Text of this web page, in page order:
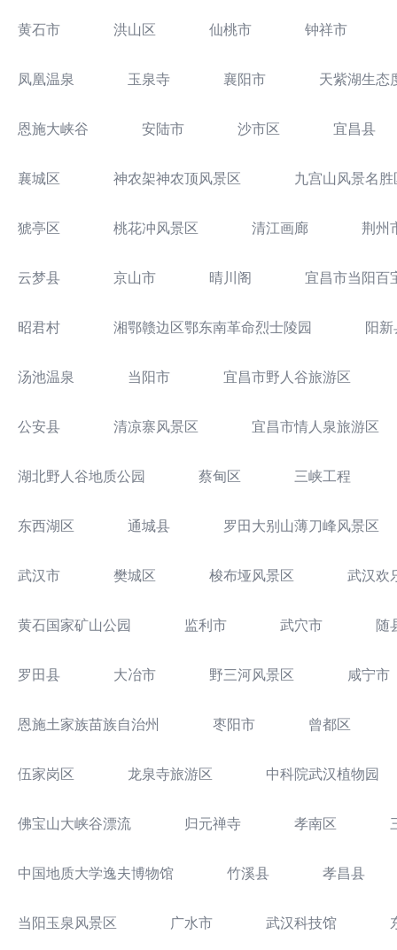
黄石市 洪山区 仙桃市 钟祥市
凤凰温泉 玉泉寺 襄阳市 天紫湖生态
恩施大峡谷 安陆市 沙市区 宜昌县
襄城区 神农架神农顶风景区 九宫山风景名胜
猇亭区 桃花冲风景区 清江画廊 荆州
云梦县 京山市 晴川阁 宜昌市当阳百
昭君村 湘鄂赣边区鄂东南革命烈士陵园 阳
汤池温泉 当阳市 宜昌市野人谷旅游区
公安县 清凉寨风景区 宜昌市情人泉旅游区
湖北野人谷地质公园 蔡甸区 三峡工程
东西湖区 通城县 罗田大别山薄刀峰风景区
武汉市 樊城区 梭布垭风景区 武汉欢
黄石国家矿山公园 监利市 武穴市 随
罗田县 大冶市 野三河风景区 咸宁市
恩施土家族苗族自治州 枣阳市 曾都区
伍家岗区 龙泉寺旅游区 中科院武汉植物园
佛宝山大峡谷漂流 归元禅寺 孝南区
中国地质大学逸夫博物馆 竹溪县 孝昌县
当阳玉泉风景区 广水市 武汉科技馆